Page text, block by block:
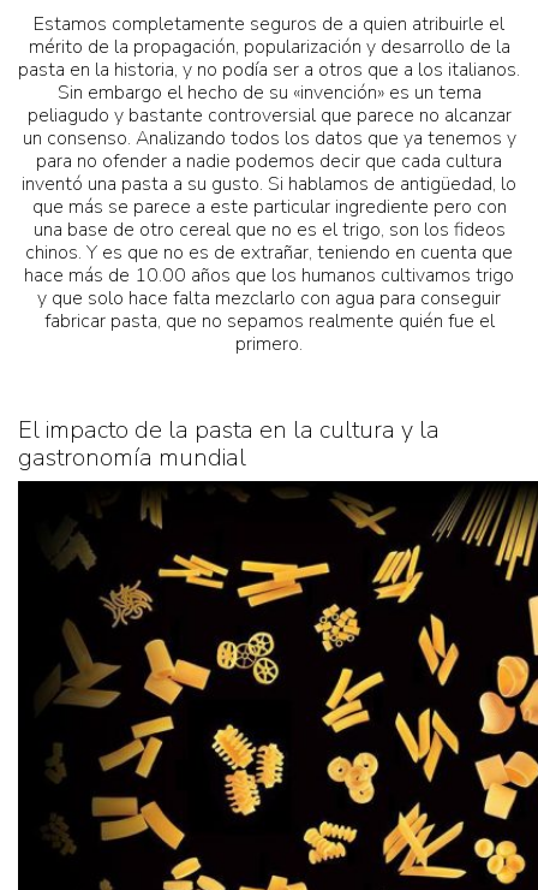
Estamos completamente seguros de a quien atribuirle el
mérito de la propagación, popularización y desarrollo de la
pasta en la historia, y no podía ser a otros que a los italianos.
Sin embargo el hecho de su «invención» es un tema
peliagudo y bastante controversial que parece no alcanzar
un consenso. Analizando todos los datos que ya tenemos y
para no ofender a nadie podemos decir que cada cultura
inventó una pasta a su gusto. Si hablamos de antigüedad, lo
que más se parece a este particular ingrediente pero con
una base de otro cereal que no es el trigo, son los fideos
chinos. Y es que no es de extrañar, teniendo en cuenta que
hace más de 10.00 años que los humanos cultivamos trigo
y que solo hace falta mezclarlo con agua para conseguir
fabricar pasta, que no sepamos realmente quién fue el
primero.
El impacto de la pasta en la cultura y la
gastronomía mundial